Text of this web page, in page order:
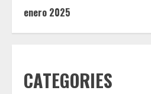
enero 2025
CATEGORIES